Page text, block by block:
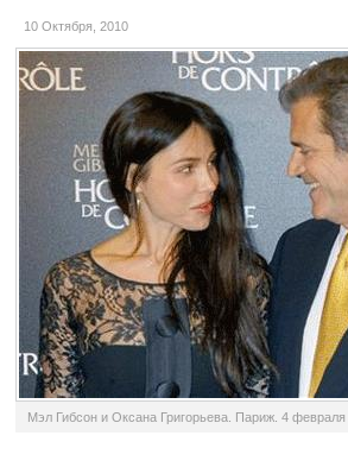
10 Октября, 2010
Мэл Гибсон и Оксана Григорьева. Париж. 4 февраля